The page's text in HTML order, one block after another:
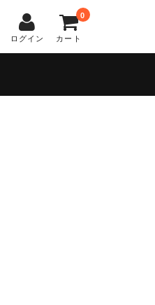
ログイン カート
0